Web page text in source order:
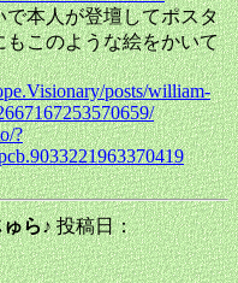
で本人が登壇してポスタ
このような絵をかいて
posts/william-
?
ら♪投稿日：